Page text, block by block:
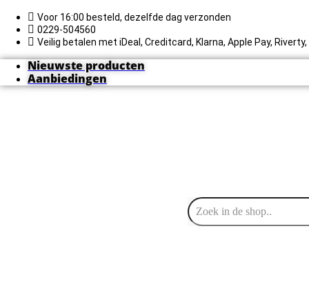
naar
inhoud
Voor 16:00 besteld, dezelfde dag verzonden
0229-504560
Veilig betalen met iDeal, Creditcard, Klarna, Apple Pay,
Nieuwste producten
Aanbiedingen